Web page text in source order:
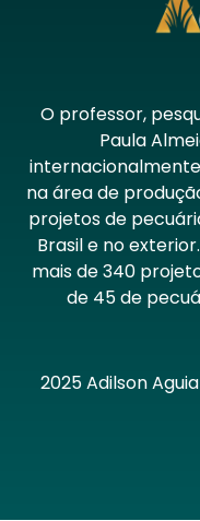
O professor,
Paula
na área de
projetos de
Brasil e no
mais de 340
de 45 de
2025 Adilson